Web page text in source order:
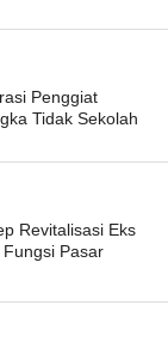
Penggiat
Tidak Sekolah
Revitalisasi Eks
Pasar